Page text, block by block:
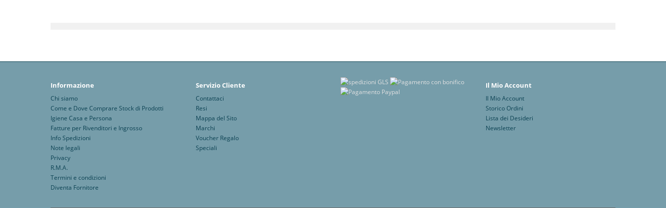
Informazione
Chi siamo
Come e Dove Comprare Stock di Prodotti
Igiene Casa e Persona
Fatture per Rivenditori e Ingrosso
Info Spedizioni
Note legali
Privacy
R.M.A.
Termini e condizioni
Diventa Fornitore
Servizio Cliente
Contattaci
Resi
Mappa del Sito
Marchi
Voucher Regalo
Speciali
Il Mio Account
Il Mio Account
Storico Ordini
Lista dei Desideri
Newsletter